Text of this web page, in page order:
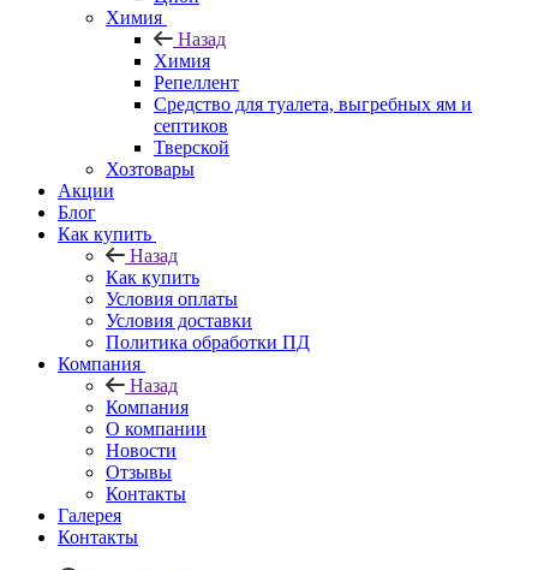
Химия
Назад
Химия
Репеллент
Средство для туалета, выгребных ям и
септиков
Тверской
Хозтовары
Акции
Блог
Как купить
Назад
Как купить
Условия оплаты
Условия доставки
Политика обработки ПД
Компания
Назад
Компания
О компании
Новости
Отзывы
Контакты
Галерея
Контакты